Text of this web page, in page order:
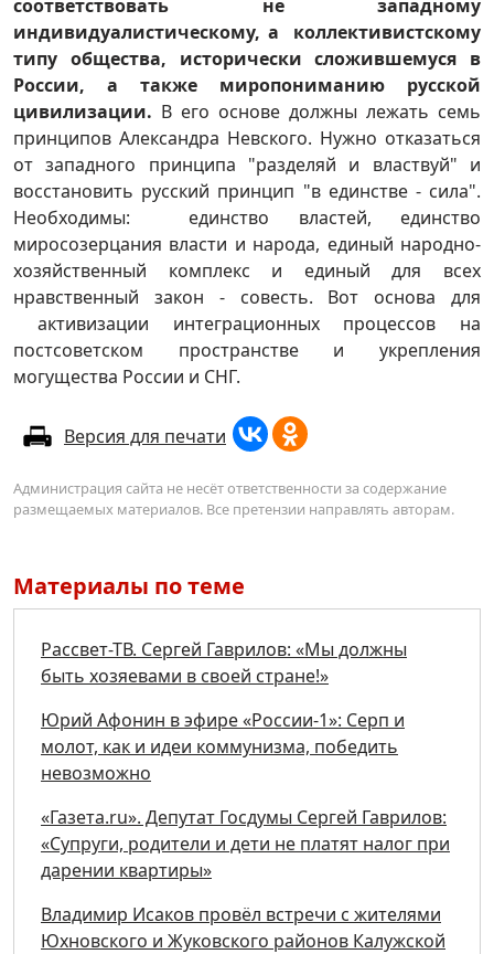
соответствовать не западному
индивидуалистическому, а коллективистскому
типу общества, исторически сложившемуся в
России, а также миропониманию русской
цивилизации. В его основе должны лежать семь
принципов Александра Невского. Нужно отказаться
от западного принципа "разделяй и властвуй" и
восстановить русский принцип "в единстве - сила".
Необходимы: единство властей, единство
миросозерцания власти и народа, единый народно-
хозяйственный комплекс и единый для всех
нравственный закон - совесть. Вот основа для
активизации интеграционных процессов на
постсоветском пространстве и укрепления
могущества России и СНГ.
Версия для печати
Администрация сайта не несёт ответственности за содержание
размещаемых материалов. Все претензии направлять авторам.
Материалы по теме
Рассвет-ТВ. Сергей Гаврилов: «Мы должны
быть хозяевами в своей стране!»
Юрий Афонин в эфире «России-1»: Серп и
молот, как и идеи коммунизма, победить
невозможно
«Газета.ru». Депутат Госдумы Сергей Гаврилов:
«Супруги, родители и дети не платят налог при
дарении квартиры»
Владимир Исаков провёл встречи с жителями
Юхновского и Жуковского районов Калужской